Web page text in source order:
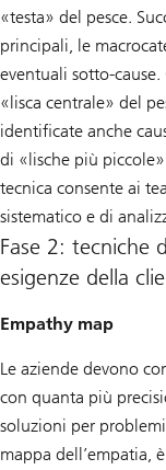
«testa» del pesce.
principali, le
eventuali sotto-
«lisca centrale» del
identificate anche
di «lische più
tecnica consente ai
sistematico e di
Fase 2: tecniche
esigenze della
Empathy map
Le aziende devono
con quanta più
soluzioni per
mappa dell’empatia,